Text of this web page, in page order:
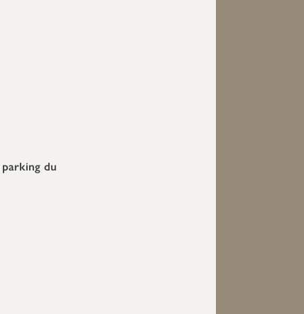
parking du